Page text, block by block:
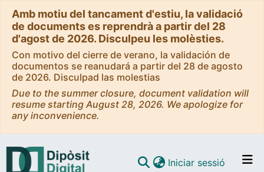
Amb motiu del tancament d'estiu, la validació
de documents es reprendrà a partir del 28
d'agost de 2026. Disculpeu les molèsties.
Con motivo del cierre de verano, la validación de
documentos se reanudará a partir del 28 de agosto
de 2026. Disculpad las molestias
Due to the summer closure, document validation will
resume starting August 28, 2026. We apologize for
any inconvenience.
Iniciar sessió (current)